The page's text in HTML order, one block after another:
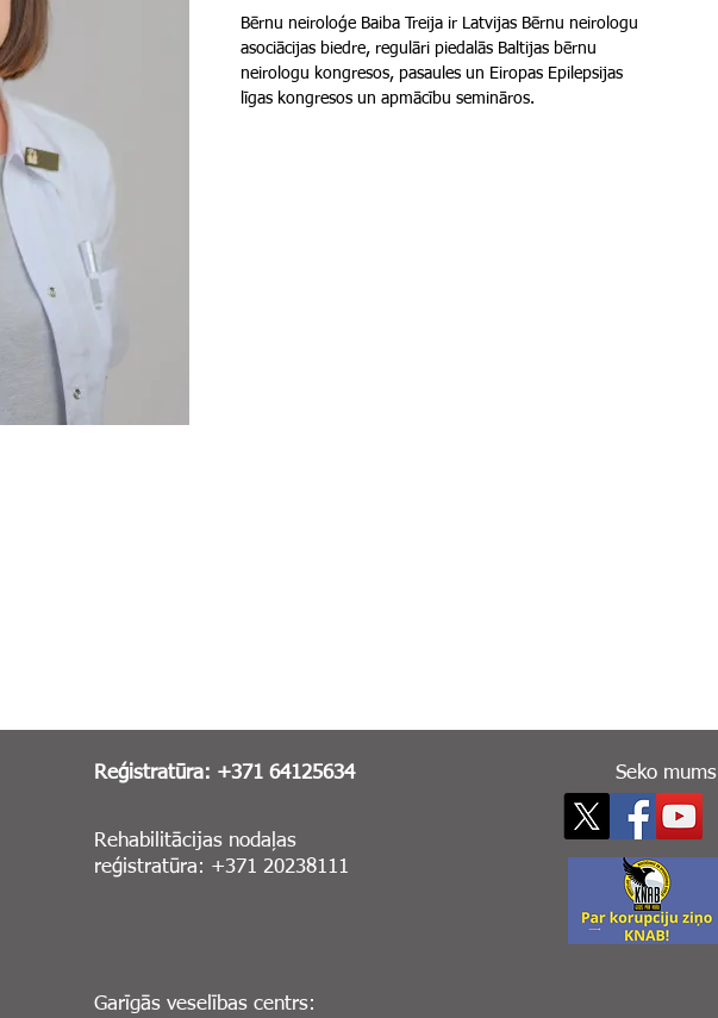
Bērnu neiroloģe Baiba Treija ir Latvijas Bērnu neirologu
asociācijas biedre, regulāri piedalās Baltijas bērnu
neirologu kongresos, pasaules un Eiropas Epilepsijas
līgas kongresos un apmācību semināros.
Reģistratūra: +371 64125634
Rehabilitācijas nodaļas
reģistratūra: +371 20238111
Garīgās veselības centrs:
Seko mums